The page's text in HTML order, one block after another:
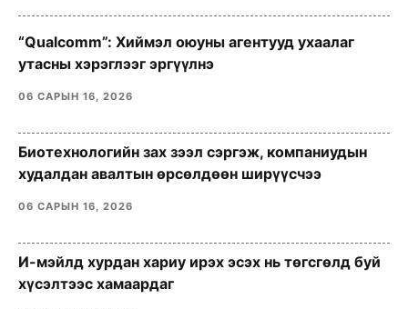
“Qualcomm”: Хиймэл оюуны агентууд ухаалаг
утасны хэрэглээг эргүүлнэ
06 САРЫН 16, 2026
Биотехнологийн зах зээл сэргэж, компаниудын
худалдан авалтын өрсөлдөөн ширүүсчээ
06 САРЫН 16, 2026
И-мэйлд хурдан хариу ирэх эсэх нь төгсгөлд буй
хүсэлтээс хамаардаг